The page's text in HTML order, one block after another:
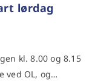
lørdag
kl. 8.00 og 8.15
ved OL, og…